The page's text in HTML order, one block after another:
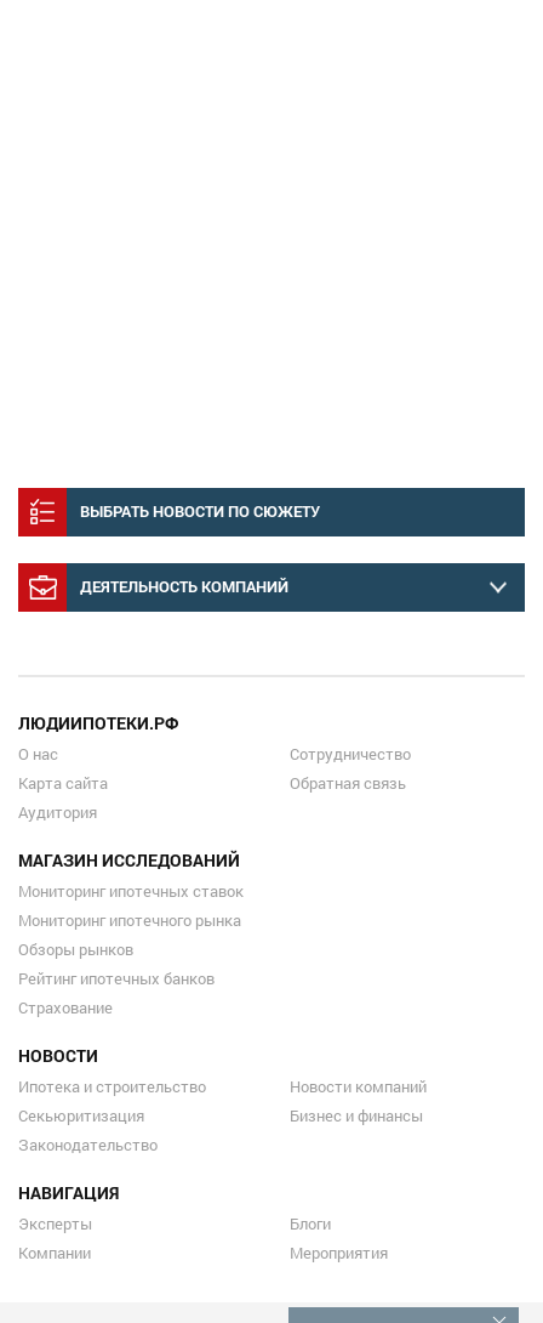
ВЫБРАТЬ НОВОСТИ ПО СЮЖЕТУ
ДЕЯТЕЛЬНОСТЬ КОМПАНИЙ
ЛЮДИИПОТЕКИ.РФ
О нас
Карта сайта
Аудитория
Сотрудничество
Обратная связь
МАГАЗИН ИССЛЕДОВАНИЙ
Мониторинг ипотечных ставок
Мониторинг ипотечного рынка
Обзоры рынков
Рейтинг ипотечных банков
Страхование
НОВОСТИ
Ипотека и строительство
Секьюритизация
Законодательство
Новости компаний
Бизнес и финансы
НАВИГАЦИЯ
Эксперты
Компании
Блоги
Мероприятия